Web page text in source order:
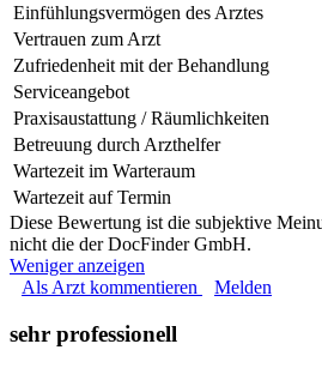
Einfühlungsvermögen des Arztes
Vertrauen zum Arzt
Zufriedenheit mit der Behandlung
Serviceangebot
Praxisaustattung / Räumlichkeiten
Betreuung durch Arzthelfer
Wartezeit im Warteraum
Wartezeit auf Termin
Diese Bewertung ist die subjektive
nicht die der DocFinder GmbH.
Weniger anzeigen
Als Arzt kommentieren
Melden
sehr professionell